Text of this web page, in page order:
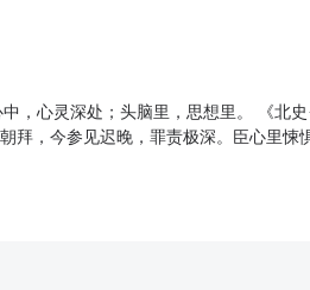
，心灵深处；头脑里，思想里。 《北史
拜，今参见迟晚，罪责极深。臣心里悚